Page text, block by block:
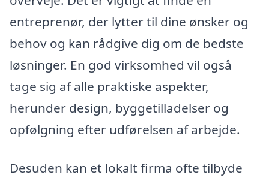
entreprenør, der lytter til dine ønsker og
behov og kan rådgive dig om de bedste
løsninger. En god virksomhed vil også
tage sig af alle praktiske aspekter,
herunder design, byggetilladelser og
opfølgning efter udførelsen af arbejde.
Desuden kan et lokalt firma ofte tilbyde